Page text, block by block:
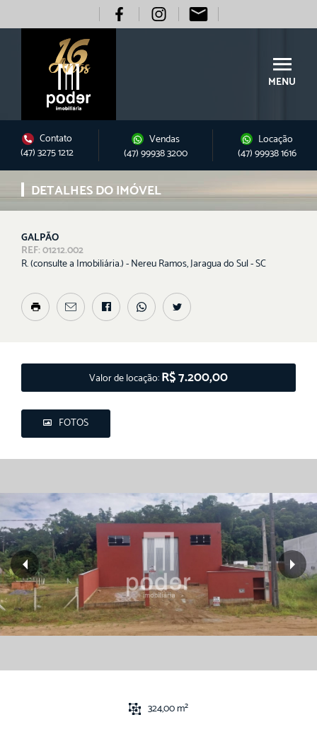
MENU
Contato
(47) 3275 1212
Vendas
(47) 99938 3200
Locação
(47) 99938 1616
DETALHES DO IMÓVEL
GALPÃO
REF: 01212.002
R. (consulte a Imobiliária.) - Nereu Ramos, Jaragua do Sul - SC
FOTOS
Valor de locação:R$ 7.200,00
324,00 m²